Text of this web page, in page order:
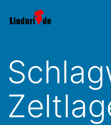
Inhalt
Linduri.de